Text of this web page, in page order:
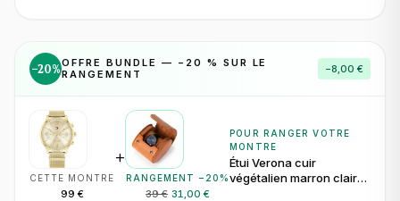
−20%OFFRE BUNDLE — − 20 % SUR LE
RANGEMENT
−8,00 €
CETTE MONTRE
99 €
+
RANGEMENT − 20 %
39 € 31,00 €
POUR RANGER VOTRE
MONTRE
Étui Verona cuir
végétalien marron clair